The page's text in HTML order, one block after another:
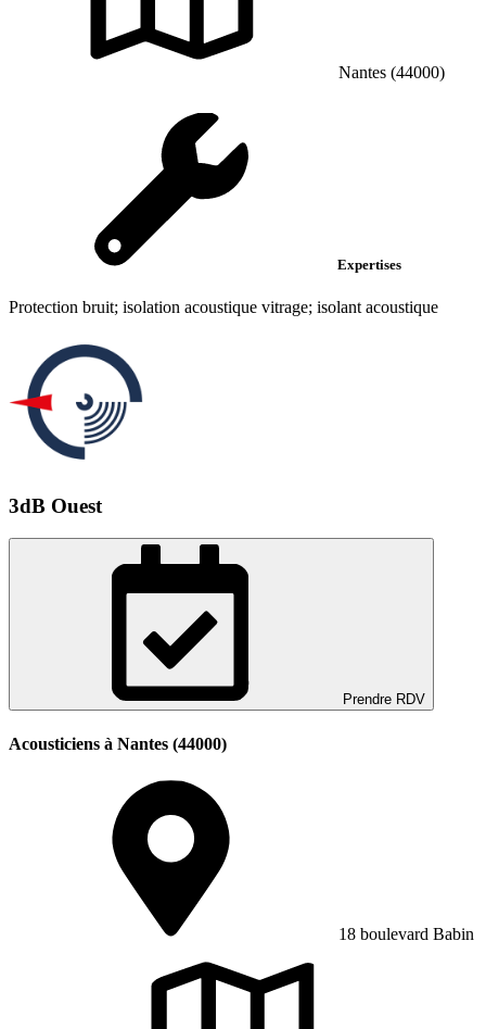
Nantes (44000)
Expertises
Protection bruit; isolation acoustique vitrage; isolant acoustique
3dB Ouest
Prendre RDV
Acousticiens à Nantes (44000)
18 boulevard Babin